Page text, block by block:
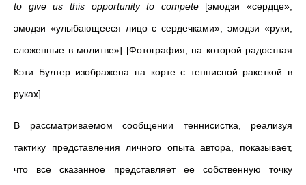
to give us this opportunity to compete[эмодзи «сердце»;
эмодзи «улыбающееся лицо с сердечками»; эмодзи «руки,
сложенные в молитве»] [Фотография, на которой радостная
Кэти Бултер изображена на корте с теннисной ракеткой в
руках].
В рассматриваемом сообщении теннисистка, реализуя
тактику представления личного опыта автора, показывает,
что все сказанное представляет ее собственную точку